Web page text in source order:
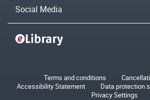
Social Media
Terms and conditions
Accessibility Statement
Data protection
Privacy Settings